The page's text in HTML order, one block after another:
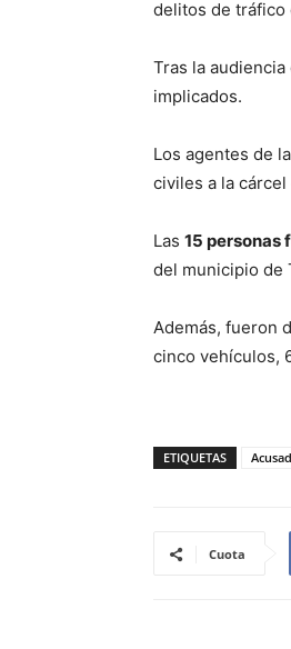
delitos de tráfico
Tras la
implicados.
Los agentes de
civiles a la
Las 15 personas
del municipio de
Además, fueron
cinco vehículos,
ETIQUETAS
Cuota